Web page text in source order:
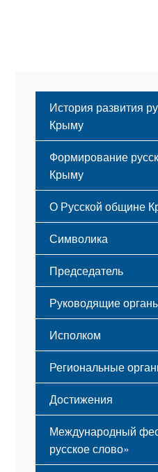
История развития
Крыму
Формирование
Крыму
Русский Крым
О Русской общине
Этапы становления
Принципы
Структура
Мероприятия
Символика
Флаг
Герб
Гимн
Председатель
Руководящие
Исполком
Региональные
Достижения
Международный
русское слово»